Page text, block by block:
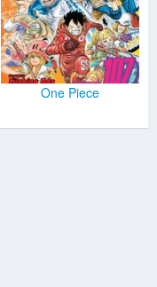
One Piece